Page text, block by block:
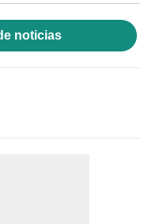
noticias